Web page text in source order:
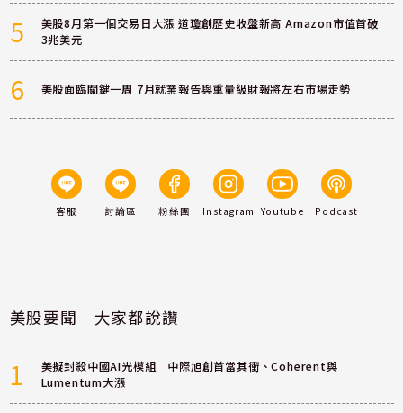
5
美股8月第一個交易日大漲 道瓊創歷史收盤新高 Amazon市值首破
3兆美元
6 美股面臨關鍵一周 7月就業報告與重量級財報將左右市場走勢
客服 討論區 粉絲團 Instagram Youtube Podcast
美股要聞｜大家都說讚
1
美擬封殺中國AI光模組 中際旭創首當其衝、Coherent與
Lumentum大漲